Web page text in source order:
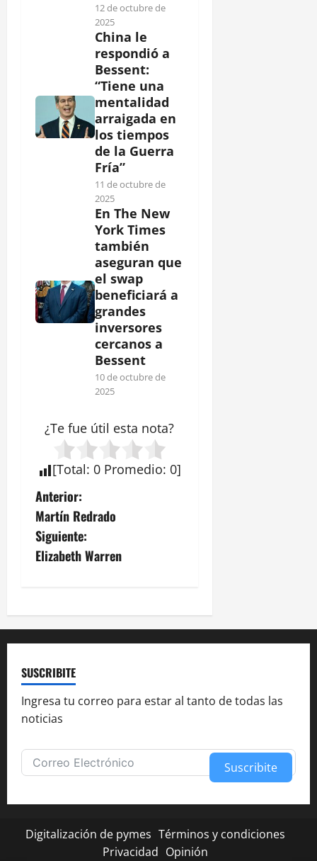
12 de octubre de
2025
China le
respondió a
Bessent:
“Tiene una
mentalidad
arraigada en
los tiempos
de la Guerra
Fría”
11 de octubre de
2025
En The New
York Times
también
aseguran que
el swap
beneficiará a
grandes
inversores
cercanos a
Bessent
10 de octubre de
2025
¿Te fue útil esta nota?
[Total: 0 Promedio: 0]
N
a
v
g
a
c
i
n
d
e
Anterior:
Martín Redrado
Siguiente:
Elizabeth Warren
SUSCRIBITE
Ingresa tu correo para estar al tanto de todas las
noticias
Suscribite
Digitalización de pymes Términos y condiciones
Privacidad Opinión